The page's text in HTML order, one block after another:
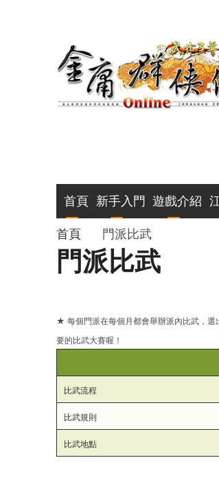
主
導
覽
首頁 新手入門 遊戲介紹
導
航
結
首頁 門派比武
門派比武
★ 每個門派在每個月都會舉辦派內比武，選
要的比武大賽喔！
比武流程
比武規則
比武地點